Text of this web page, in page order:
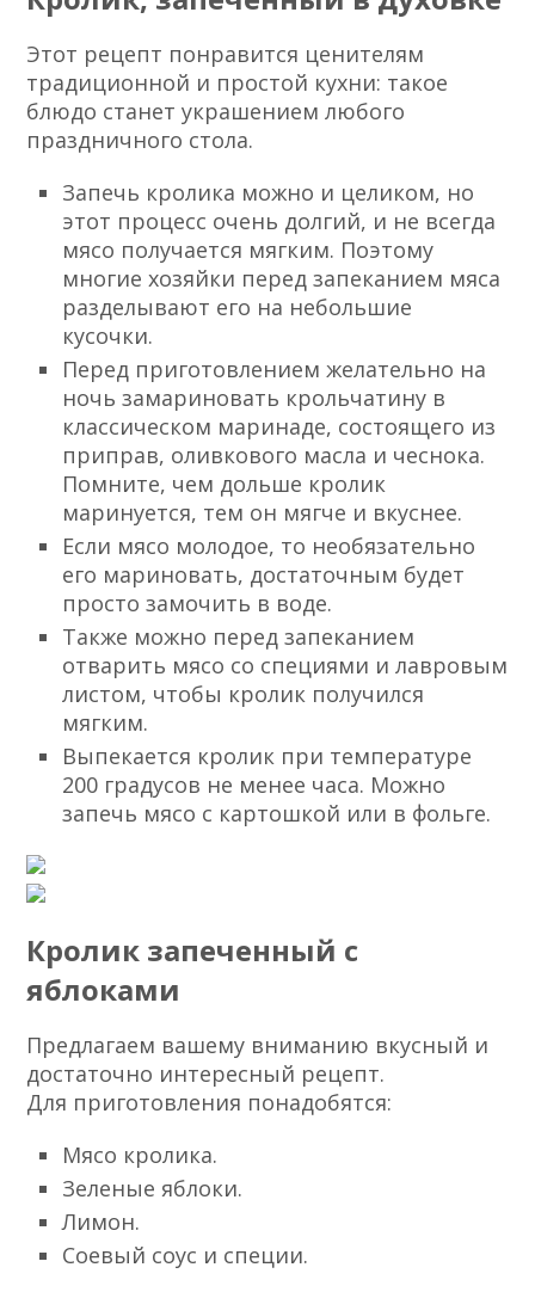
Этот рецепт понравится ценителям
традиционной и простой кухни: такое
блюдо станет украшением любого
праздничного стола.
Запечь кролика можно и целиком, но
этот процесс очень долгий, и не всегда
мясо получается мягким. Поэтому
многие хозяйки перед запеканием мяса
разделывают его на небольшие
кусочки.
Перед приготовлением желательно на
ночь замариновать крольчатину в
классическом маринаде, состоящего из
приправ, оливкового масла и чеснока.
Помните, чем дольше кролик
маринуется, тем он мягче и вкуснее.
Если мясо молодое, то необязательно
его мариновать, достаточным будет
просто замочить в воде.
Также можно перед запеканием
отварить мясо со специями и лавровым
листом, чтобы кролик получился
мягким.
Выпекается кролик при температуре
200 градусов не менее часа. Можно
запечь мясо с картошкой или в фольге.
Кролик запеченный с
яблоками
Предлагаем вашему вниманию вкусный и
достаточно интересный рецепт.
Для приготовления понадобятся:
Мясо кролика.
Зеленые яблоки.
Лимон.
Соевый соус и специи.